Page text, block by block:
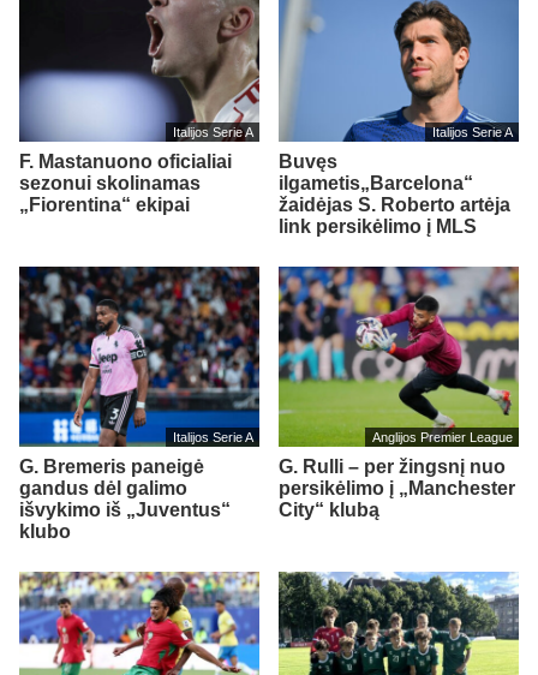
Italijos Serie A
F. Mastanuono oficialiai
sezonui skolinamas
„Fiorentina“ ekipai
Italijos Serie A
Buvęs
ilgametis„Barcelona“
žaidėjas S. Roberto artėja
link persikėlimo į MLS
Italijos Serie A
G. Bremeris paneigė
gandus dėl galimo
išvykimo iš „Juventus“
klubo
Anglijos Premier League
G. Rulli – per žingsnį nuo
persikėlimo į „Manchester
City“ klubą